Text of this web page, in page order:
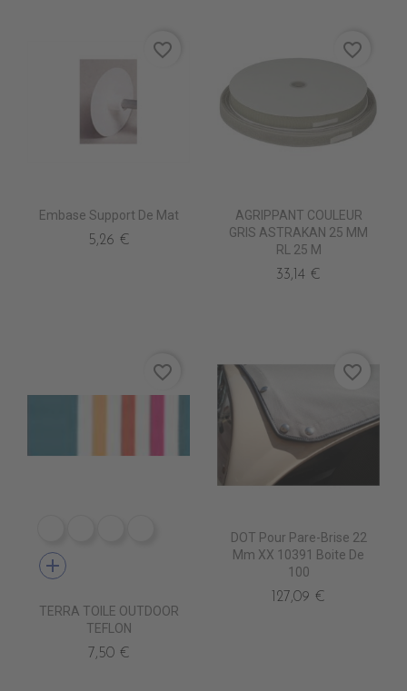
Embase Support De Mat
5,26 €
favorite_border
AGRIPPANT COULEUR
GRIS ASTRAKAN 25 MM
RL 25 M
33,14 €
favorite_border
DR0240 LINUS MARINE supp
DR0241 LINUS CORAIL supp
DR0242 LINUS JAUNE supp
DR0226 LISBOA
add
TERRA TOILE OUTDOOR
TEFLON
7,50 €
favorite_border
DOT Pour Pare-Brise 22
Mm XX 10391 Boite De
100
127,09 €
favorite_border